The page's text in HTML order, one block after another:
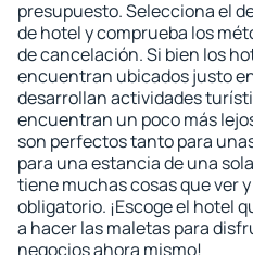
presupuesto. Selecciona el
de hotel y comprueba los
de cancelación. Si bien los
encuentran ubicados justo
desarrollan actividades
encuentran un poco más
son perfectos tanto para
para una estancia de una
tiene muchas cosas que ver
obligatorio. ¡Escoge el hotel
a hacer las maletas para
negocios ahora mismo!